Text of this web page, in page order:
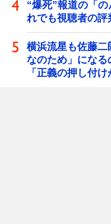
“爆死”報道の「
れでも視聴者の評
横浜流星も佐藤
なのため」にな
「正義の押し付け